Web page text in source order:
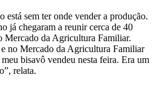
sem ter onde vender a produção.
já chegaram a reunir cerca de 40
Mercado da Agricultura Familiar.
no Mercado da Agricultura Familiar
bisavô vendeu nesta feira. Era um
relata.